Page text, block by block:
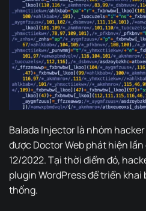
Balada Injector là nhóm
được Doctor Web phát hiện
12/2022. Tại thời điểm đó,
plugin WordPress để triển
thống.